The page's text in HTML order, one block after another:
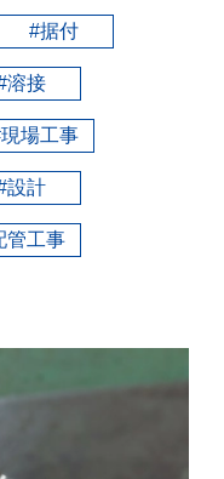
#据付
溶接
場工事
設計
管工事